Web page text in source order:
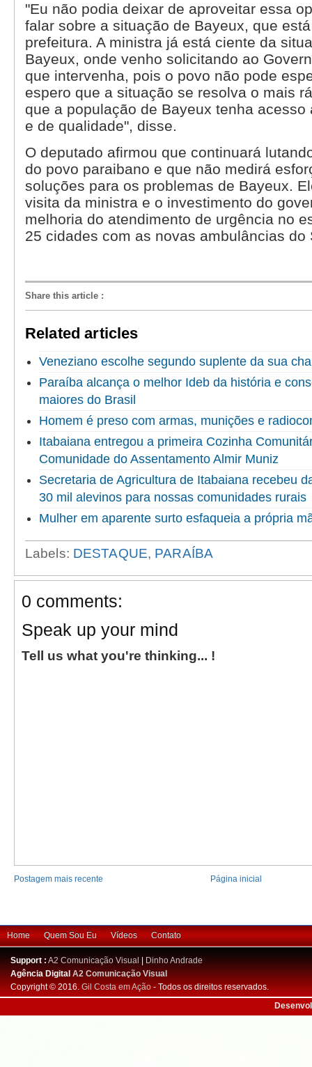
"Eu não podia deixar de aproveitar essa
falar sobre a situação de Bayeux, que
prefeitura. A ministra já está ciente da
Bayeux, onde venho solicitando ao
que intervenha, pois o povo não pode
espero que a situação se resolva o mais
que a população de Bayeux tenha acesso
e de qualidade", disse.
O deputado afirmou que continuará
do povo paraibano e que não medirá
soluções para os problemas de Bayeux.
visita da ministra e o investimento do
melhoria do atendimento de urgência no
25 cidades com as novas ambulâncias do
Share this article :
Related articles
Veneziano escolhe segundo suplente da sua
Paraíba alcança o melhor Ideb da história e
maiores do Brasil
Homem é preso com armas, munições e
Itabaiana entregou a primeira Cozinha
Comunidade do Assentamento Almir Muniz
Secretaria de Agricultura de Itabaiana recebeu
30 mil alevinos para nossas comunidades rurais
Mulher em aparente surto esfaqueia a própria
Labels: DESTAQUE, PARAÍBA
0 comments:
Speak up your mind
Tell us what you're thinking... !
Postagem mais recente Página inicial
Home Quem Sou Eu Vídeos Contato
Support : A2 Comunicação Visual
Dinho Andrade
Agência DigitalA2 Comunicação Visual
Copyright © 2016. Gil Costa em Ação - Todos os direitos reservados.